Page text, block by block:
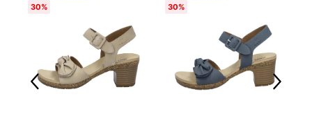
30%
30%